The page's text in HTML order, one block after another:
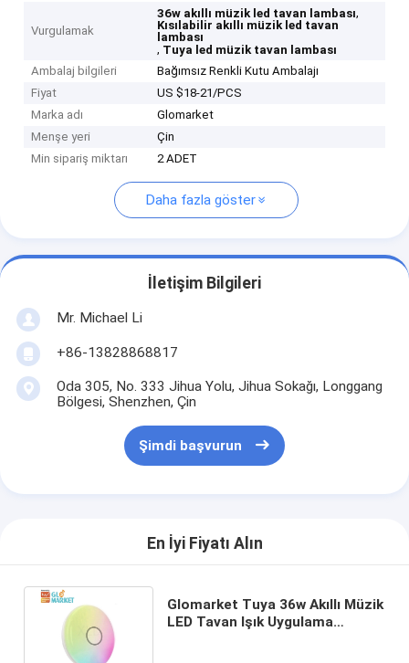
Vurgulamak
36w akıllı müzik led tavan lambası,
Kısılabilir akıllı müzik led tavan
lambası
, Tuya led müzik tavan lambası
Ambalaj bilgileri
Bağımsız Renkli Kutu Ambalajı
Fiyat
US $18-21/PCS
Marka adı
Glomarket
Menşe yeri
Çin
Min sipariş miktarı
2 ADET
Daha fazla göster
İletişim Bilgileri
Mr. Michael Li
+86-13828868817
Oda 305, No. 333 Jihua Yolu, Jihua Sokağı, Longgang
Bölgesi, Shenzhen, Çin
Şimdi başvurun
En İyi Fiyatı Alın
Glomarket Tuya 36w Akıllı Müzik
LED Tavan Işık Uygulama